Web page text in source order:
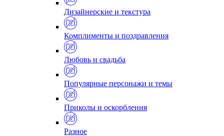
Дизайнерские и текстура
Комплименты и поздравления
Любовь и свадьба
Популярные персонажи и темы
Приколы и оскорбления
Разное